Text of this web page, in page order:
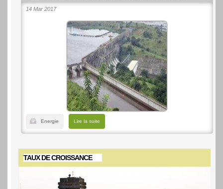
14 août
14 Mar 2017
Energie Lire la suite
TAUX DE CROISSANCE